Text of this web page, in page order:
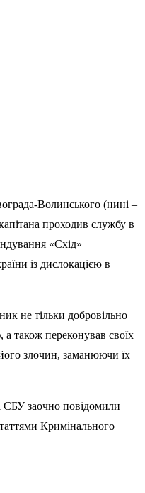
Волинського (нині –
проходив службу в
«Схід»
із дислокацією в
не тільки добровільно
а також переконував своїх
злочин, заманюючи їх
СБУ заочно повідомили
Кримінального